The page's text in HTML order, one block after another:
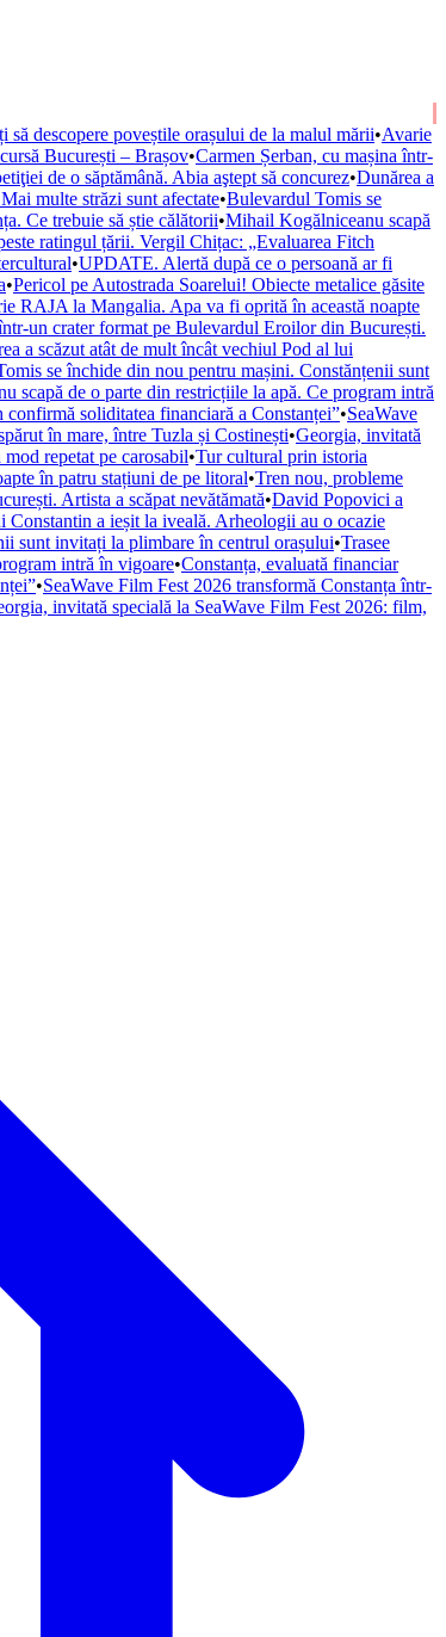
descopere poveștile orașului de la malul mării•Avarie
București – Brașov•Carmen Șerban, cu mașina într-
de o săptămână. Abia aştept să concurez•Dunărea a
multe străzi sunt afectate•Bulevardul Tomis se
Ce trebuie să știe călătorii•Mihail Kogălniceanu scapă
ratingul țării. Vergil Chițac: „Evaluarea Fitch
•UPDATE. Alertă după ce o persoană ar fi
•Pericol pe Autostrada Soarelui! Obiecte metalice găsite
RAJA la Mangalia. Apa va fi oprită în această noapte
un crater format pe Bulevardul Eroilor din București.
a scăzut atât de mult încât vechiul Pod al lui
se închide din nou pentru mașini. Constănțenii sunt
scapă de o parte din restricțiile la apă. Ce program intră
soliditatea financiară a Constanței”•SeaWave
în mare, între Tuzla și Costinești•Georgia, invitată
repetat pe carosabil•Tur cultural prin istoria
în patru stațiuni de pe litoral•Tren nou, probleme
Artista a scăpat nevătămată•David Popovici a
a ieșit la iveală. Arheologii au o ocazie
sunt invitați la plimbare în centrul orașului•Trasee
intră în vigoare•Constanța, evaluată financiar
•SeaWave Film Fest 2026 transformă Constanța într-
invitată specială la SeaWave Film Fest 2026: film,